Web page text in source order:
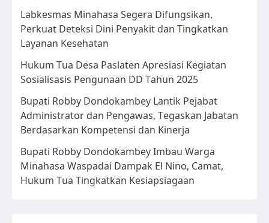
Labkesmas Minahasa Segera Difungsikan,
Perkuat Deteksi Dini Penyakit dan Tingkatkan
Layanan Kesehatan
Hukum Tua Desa Paslaten Apresiasi Kegiatan
Sosialisasis Pengunaan DD Tahun 2025
Bupati Robby Dondokambey Lantik Pejabat
Administrator dan Pengawas, Tegaskan Jabatan
Berdasarkan Kompetensi dan Kinerja
Bupati Robby Dondokambey Imbau Warga
Minahasa Waspadai Dampak El Nino, Camat,
Hukum Tua Tingkatkan Kesiapsiagaan